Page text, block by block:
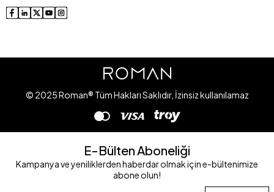
© 2025 Roman® Tüm Hakları Saklıdır, İzinsiz kullanılamaz
E-Bülten Aboneliği
Kampanya ve yeniliklerden haberdar olmak için e-bültenimize
abone olun!